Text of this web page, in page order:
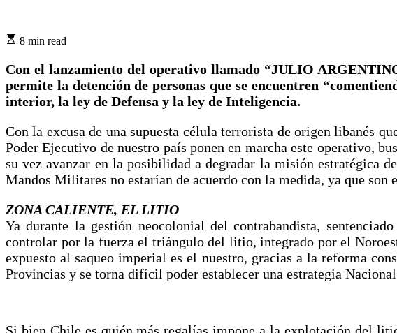
8 min read
Con el lanzamiento del operativo llamado “JULIO
permite la detención de personas que se encuentren
interior, la ley de Defensa y la ley de Inteligencia.
Con la excusa de una supuesta célula terrorista de origen libanés
Poder Ejecutivo de nuestro país ponen en marcha este operativo,
su vez avanzar en la posibilidad a degradar la misión estratégica
Mandos Militares no estarían de acuerdo con la medida, ya que
ZONA CALIENTE, EL LITIO
Ya durante la gestión neocolonial del contrabandista,
controlar por la fuerza el triángulo del litio, integrado por el
expuesto al saqueo imperial es el nuestro, gracias a la reforma
Provincias y se torna difícil poder establecer una estrategia